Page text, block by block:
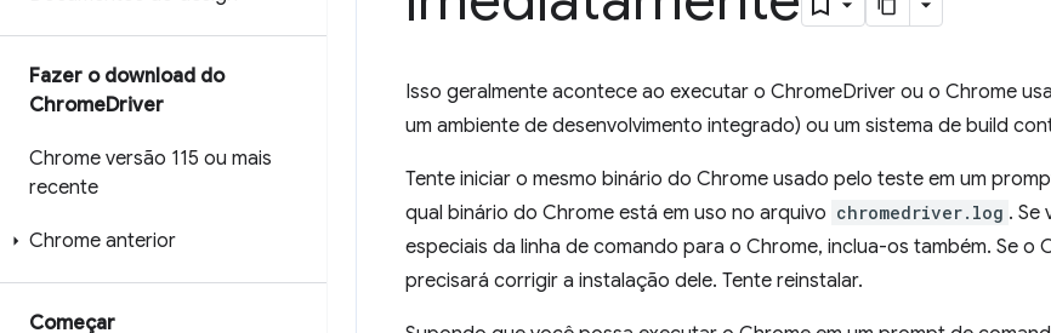
Fazer o download do
ChromeDriver
Chrome versão 115 ou mais
recente
Chrome anterior
Começar
Isso geralmente acontece ao executar o ChromeDriver ou o Chrome
um ambiente de desenvolvimento integrado) ou um sistema de build
Tente iniciar o mesmo binário do Chrome usado pelo teste em um
qual binário do Chrome está em uso no arquivo chromedriver.log . Se
especiais da linha de comando para o Chrome, inclua-os também. Se o
precisará corrigir a instalação dele. Tente reinstalar.